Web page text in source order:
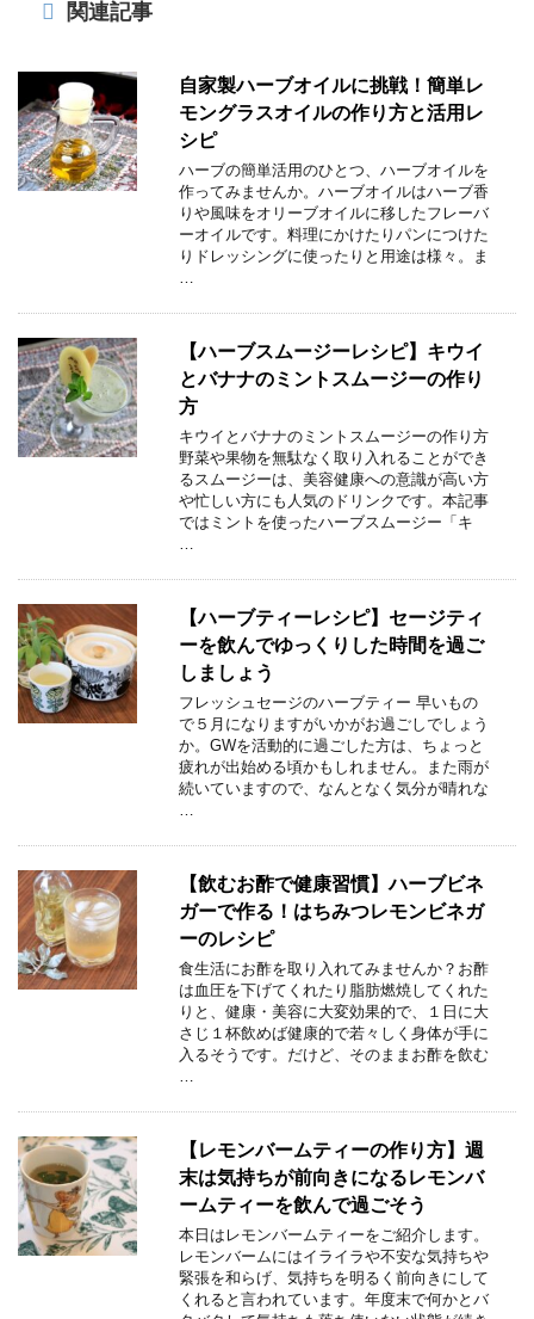
関連記事
自家製ハーブオイルに挑戦！簡単レ
モングラスオイルの作り方と活用レ
シピ
ハーブの簡単活用のひとつ、ハーブオイルを
作ってみませんか。ハーブオイルはハーブ香
りや風味をオリーブオイルに移したフレーバ
ーオイルです。料理にかけたりパンにつけた
りドレッシングに使ったりと用途は様々。ま
…
【ハーブスムージーレシピ】キウイ
とバナナのミントスムージーの作り
方
キウイとバナナのミントスムージーの作り方
野菜や果物を無駄なく取り入れることができ
るスムージーは、美容健康への意識が高い方
や忙しい方にも人気のドリンクです。本記事
ではミントを使ったハーブスムージー「キ
…
【ハーブティーレシピ】セージティ
ーを飲んでゆっくりした時間を過ご
しましょう
フレッシュセージのハーブティー 早いもの
で５月になりますがいかがお過ごしでしょう
か。GWを活動的に過ごした方は、ちょっと
疲れが出始める頃かもしれません。また雨が
続いていますので、なんとなく気分が晴れな
…
【飲むお酢で健康習慣】ハーブビネ
ガーで作る！はちみつレモンビネガ
ーのレシピ
食生活にお酢を取り入れてみませんか？お酢
は血圧を下げてくれたり脂肪燃焼してくれた
りと、健康・美容に大変効果的で、１日に大
さじ１杯飲めば健康的で若々しく身体が手に
入るそうです。だけど、そのままお酢を飲む
…
【レモンバームティーの作り方】週
末は気持ちが前向きになるレモンバ
ームティーを飲んで過ごそう
本日はレモンバームティーをご紹介します。
レモンバームにはイライラや不安な気持ちや
緊張を和らげ、気持ちを明るく前向きにして
くれると言われています。年度末で何かとバ